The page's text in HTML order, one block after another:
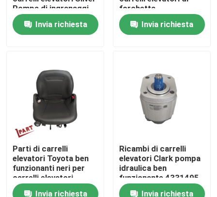
Prodotti
Video
Circa noi
Giro della fabbrica
Pompa di ingranaggi
idraulici in alluminio
1172001069
Invia richiesta
forchetta
Invia richiesta
Parti di carrelli
elevatori Toyota ben
funzionanti neri per
carrelli elevatori
Toyota
Invia richiesta
Ricambi di carrelli
elevatori Clark pompa
idraulica ben
funzionante 4331495
Invia richiesta